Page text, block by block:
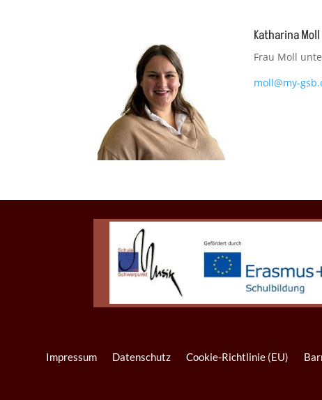
Katharina Moll
Frau Moll
moll@my-
Impressum Datenschutz Cookie-Richtlinie (EU)